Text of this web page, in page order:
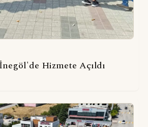
Hizmete Açıldı